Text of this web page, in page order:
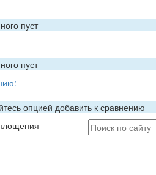
пуст
пуст
опцией добавить к сравнению